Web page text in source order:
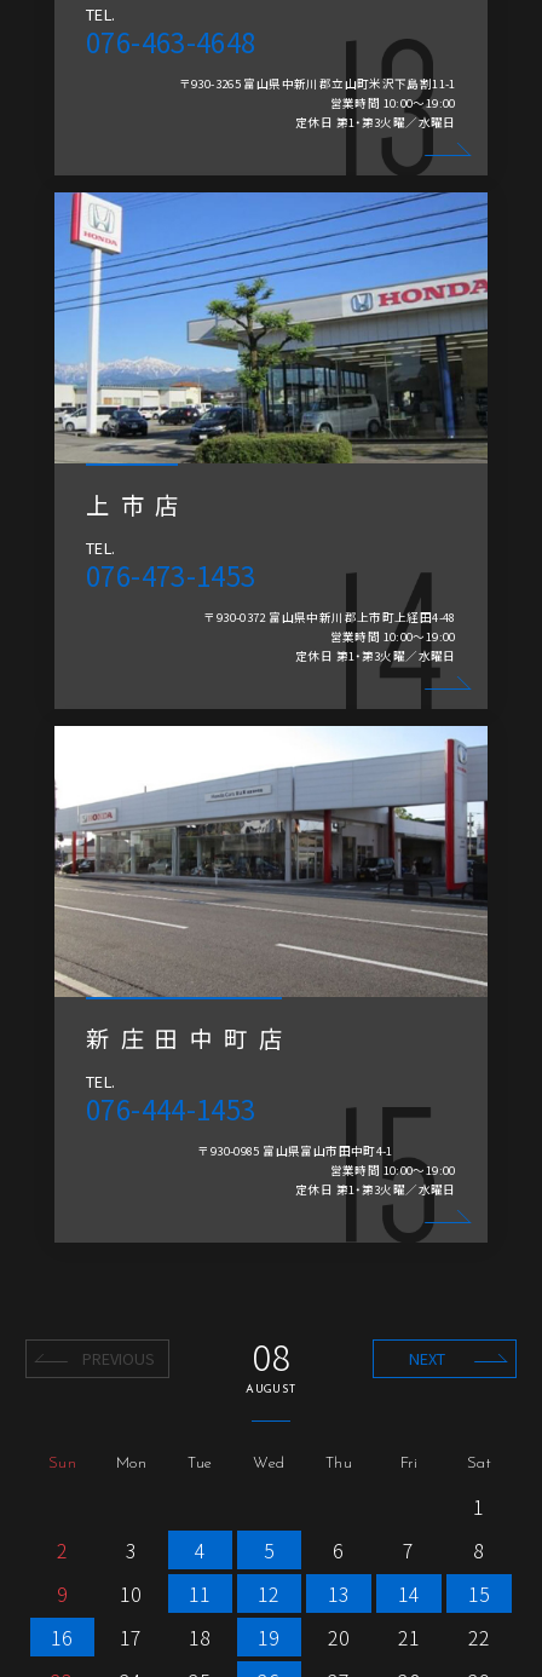
TEL.
076-463-4648
〒930-3265 富山県中新川郡立山町米沢下島割11-1
営業時間 10:00～19:00
定休日 第1・第3火曜／水曜日
上市店
TEL.
076-473-1453
〒930-0372 富山県中新川郡上市町上経田4-48
営業時間 10:00～19:00
定休日 第1・第3火曜／水曜日
新庄田中町店
TEL.
076-444-1453
〒930-0985 富山県富山市田中町4-1
営業時間 10:00～19:00
定休日 第1・第3火曜／水曜日
PREVIOUS NEXT
08
AUGUST
Sun Mon Tue Wed Thu Fri Sat
1
2
3 4 5 6 7
8
9
10 11 12 13 14
15
16
17 18 19 20 21
22